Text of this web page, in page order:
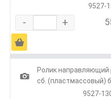
9527-
- +
Ä
1
Ролик направляющий
сб. (пластмассовый)
9527-